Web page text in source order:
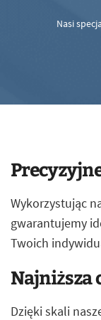
Nasi
Wykorzystując
gwarantujemy
Twoich
Najniższa
Dzięki skali